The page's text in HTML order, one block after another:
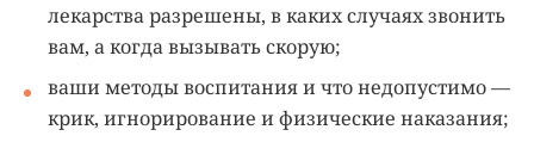
лекарства разрешены, в каких случаях звонить
вам, а когда вызывать скорую;
ваши методы воспитания и что недопустимо —
крик, игнорирование и физические наказания;